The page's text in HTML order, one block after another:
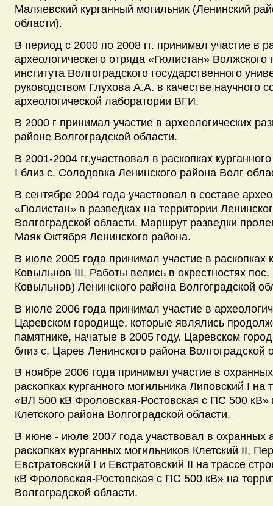
Маляевский курганный могильник (Ленинский
области).
В период с 2000 по 2008 гг. принимал участие в
археологическего отряда «Гюлистан» Волжского
института Волгоградского государственного
руководством Глухова А.А. в качестве научного
археологической лаборатории ВГИ.
В 2000 г принимал участие в археологических
районе Волгоградской области.
В 2001-2004 гг.участвовал в раскопках
I близ с. Солодовка Ленинского района Волг
В сентябре 2004 года участвовал в составе
«Гюлистан» в разведках на территории
Волгоградской области. Маршрут разведки
Маяк Октября Ленинского района.
В июле 2005 года принимал участие в раскопках
Ковыльнов III. Работы велись в окрестностях
Ковыльнов) Ленинского района Волгоградской
В июле 2006 года принимал участие в
Царевском городище, которые являлись
памятнике, начатые в 2005 году. Царевском
близ с. Царев Ленинского района Волгоградской
В ноябре 2006 года принимал участие в
раскопках курганного могильника Липовский I
«ВЛ 500 кВ Фроловская-Ростовская с ПС 500 кВ»
Клетского района Волгоградской области.
В июне - июле 2007 года участвовал в охранных
раскопках курганных могильников Клетский II,
Евстратовский I и Евстратовский II на трассе
кВ Фроловская-Ростовская с ПС 500 кВ» на
Волгоградской области.